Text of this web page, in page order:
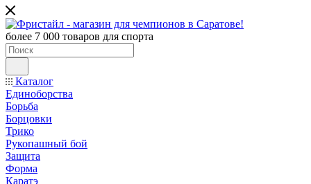
более 7 000 товаров для спорта
Каталог
Единоборства
Борьба
Борцовки
Трико
Рукопашный бой
Защита
Форма
Каратэ